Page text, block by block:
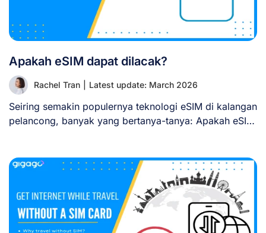
Apakah eSIM dapat dilacak?
Rachel Tran Latest update: March 2026
Seiring semakin populernya teknologi eSIM di kalangan
pelancong, banyak yang bertanya-tanya: Apakah eSIM